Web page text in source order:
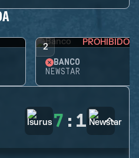
2 PROHIBIDO
BANCO
NEWSTAR
7 : 1